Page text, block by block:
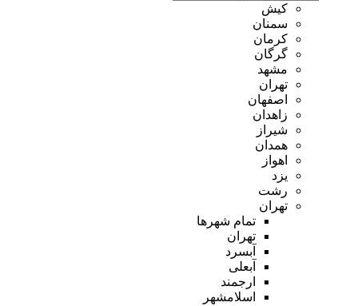
کیش
سمنان
کرمان
گرگان
مشهد
تهران
اصفهان
زاهدان
شیراز
همدان
اهواز
یزد
رشت
تهران
تمام شهر‌ها
تهران
آبسرد
آبعلی
ارجمند
اسلامشهر